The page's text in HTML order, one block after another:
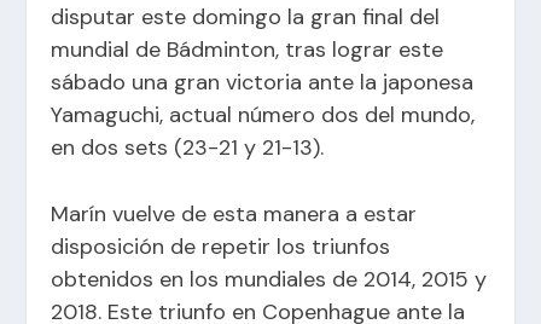
disputar este domingo la gran final del
mundial de Bádminton, tras lograr este
sábado una gran victoria ante la japonesa
Yamaguchi, actual número dos del mundo,
en dos sets (23-21 y 21-13).
Marín vuelve de esta manera a estar
disposición de repetir los triunfos
obtenidos en los mundiales de 2014, 2015 y
2018. Este triunfo en Copenhague ante la